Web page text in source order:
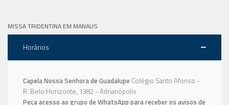
MISSA TRIDENTINA EM MANAUS
Horários
Capela Nossa Senhora de Guadalupe Colégio Santo Afonso -
R. Belo Horizonte, 1382 - Adrianópolis
Peça acesso ao grupo de WhatsApp para receber os avisos de